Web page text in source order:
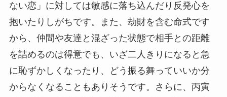
ない恋」に対しては敏感に落ち込んだり反発心を
抱いたりしがちです。また、劫財を含む命式です
から、仲間や友達と混ざった状態で相手との距離
を詰めるのは得意でも、いざ二人きりになると急
に恥ずかしくなったり、どう振る舞っていいか分
からなくなることもありそうです。さらに、丙寅